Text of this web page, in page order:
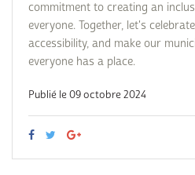
commitment to creating an
everyone. Together, let's
accessibility, and make our
everyone has a place.
Publié le 09 octobre 2024